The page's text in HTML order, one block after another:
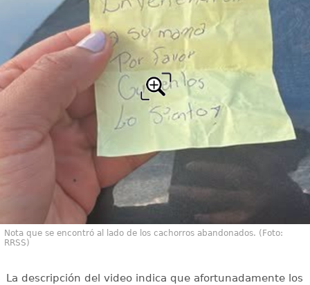
Nota que se encontró al lado de los cachorros abandonados. (Foto:
RRSS)
La descripción del video indica que afortunadamente los